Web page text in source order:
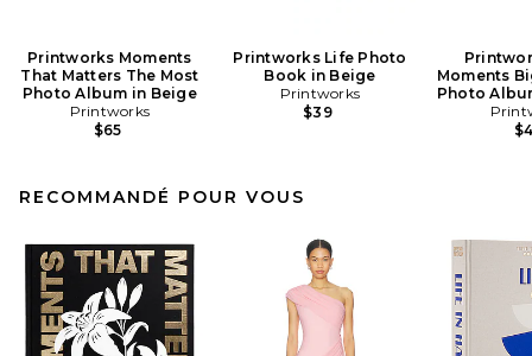
Printworks Moments
That Matters The Most
Photo Album in Beige
Printworks
$65
Printworks Life Photo
Book in Beige
Printworks
$39
Moments
Photo
RECOMMANDÉ POUR VOUS